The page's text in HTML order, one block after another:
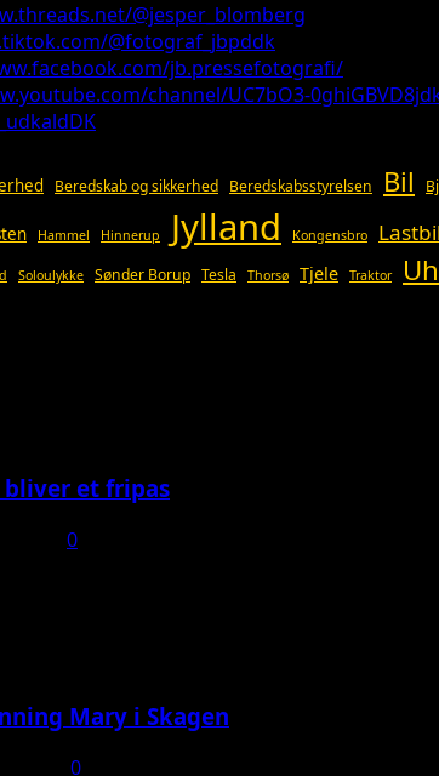
@jesper_blomberg
@fotograf_jbpddk
jb.pressefotografi/
channel/UC7bO3-
Beredskab og sikkerhed Beredskabsstyrelsen Bil
Hammel Hinnerup Jylland Kongensbro Lastbil
Soloulykke Sønder Borup Tesla Thorsø Tjele Traktor
bliver et fripas
0
Mary i Skagen
0